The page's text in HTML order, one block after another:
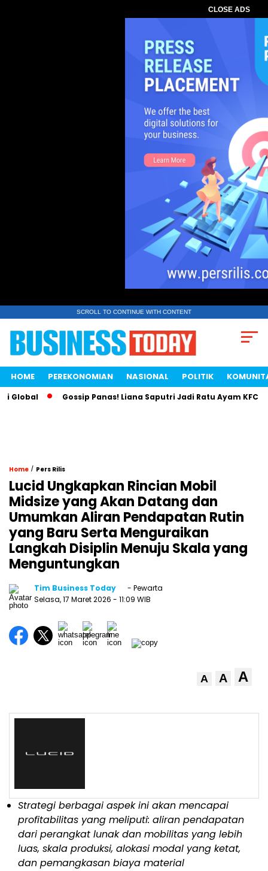
CLOSE ADS
SCROLL TO CONTINUE WITH CONTENT
HOME PEREKONOMIAN NASIONAL POLITIK
Gossip Panas! Liana Saputri Jadi Ratu Ayam KFC Indonesia?
Home / Pers Rilis
Lucid Ungkapkan Rincian Mobil
Midsize yang Akan Datang dan
Umumkan Aliran Pendapatan Rutin
yang Baru Serta Menguraikan
Langkah Disiplin Menuju Skala yang
Menguntungkan
Tim Business Today
- Pewarta
Selasa, 17 Maret 2026 - 11:09 WIB
A A A
Strategi berbagai aspek ini akan mencapai
profitabilitas yang meliputi: aliran pendapatan
dari perangkat lunak dan mobilitas yang lebih
luas, skala produksi, alokasi modal yang ketat,
dan pemangkasan biaya material